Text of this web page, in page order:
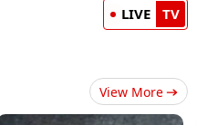
LIVE TV
View More